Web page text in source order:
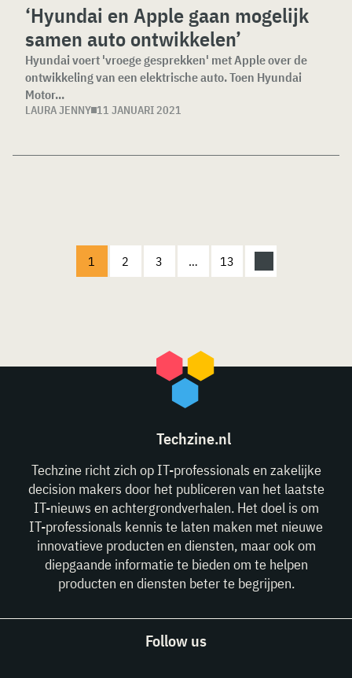
‘Hyundai en Apple gaan mogelijk
samen auto ontwikkelen’
Hyundai voert 'vroege gesprekken' met Apple over de
ontwikkeling van een elektrische auto. Toen Hyundai
Motor...
LAURA JENNY 11 JANUARI 2021
1 2 3 … 13
Techzine.nl
Techzine richt zich op IT-professionals en zakelijke
decision makers door het publiceren van het laatste
IT-nieuws en achtergrondverhalen. Het doel is om
IT-professionals kennis te laten maken met nieuwe
innovatieve producten en diensten, maar ook om
diepgaande informatie te bieden om te helpen
producten en diensten beter te begrijpen.
Follow us